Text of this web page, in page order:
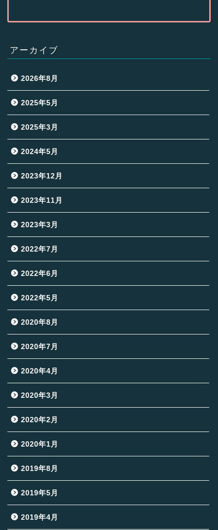
アーカイブ
2026年8月
2025年5月
2025年3月
2024年5月
2023年12月
2023年11月
2023年3月
2022年7月
2022年6月
2022年5月
2020年8月
2020年7月
2020年4月
2020年3月
2020年2月
2020年1月
2019年8月
2019年5月
2019年4月